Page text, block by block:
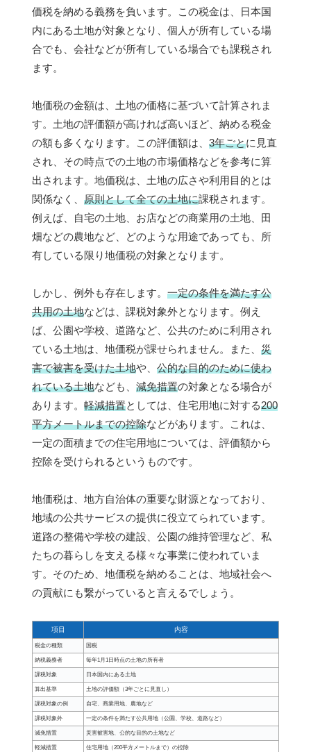
価税を納める義務を負います。この税金は、日本国
内にある土地が対象となり、個人が所有している場
合でも、会社などが所有している場合でも課税され
ます。
地価税の金額は、土地の価格に基づいて計算されま
す。土地の評価額が高ければ高いほど、納める税金
の額も多くなります。この評価額は、 3年ごとに見直
され、その時点での土地の市場価格などを参考に算
出されます。地価税は、土地の広さや利用目的とは
関係なく、 原則として全ての土地に課税されます。
例えば、自宅の土地、お店などの商業用の土地、田
畑などの農地など、どのような用途であっても、所
有している限り地価税の対象となります。
しかし、例外も存在します。 一定の条件を満たす公
共用の土地などは、課税対象外となります。例え
ば、公園や学校、道路など、公共のために利用され
ている土地は、地価税が課せられません。また、 災
害で被害を受けた土地や、 公的な目的のために使わ
れている土地なども、 減免措置の対象となる場合が
あります。 軽減措置としては、住宅用地に対する200
平方メートルまでの控除などがあります。これは、
一定の面積までの住宅用地については、評価額から
控除を受けられるというものです。
地価税は、地方自治体の重要な財源となっており、
地域の公共サービスの提供に役立てられています。
道路の整備や学校の建設、公園の維持管理など、私
たちの暮らしを支える様々な事業に使われていま
す。そのため、地価税を納めることは、地域社会へ
の貢献にも繋がっていると言えるでしょう。
項目 内容
税金の種類 国税
納税義務者 毎年1月1日時点の土地の所有者
課税対象 日本国内にある土地
算出基準 土地の評価額（3年ごとに見直し）
課税対象の例 自宅、商業用地、農地など
課税対象外 一定の条件を満たす公共用地（公園、学校、道路など）
減免措置 災害被害地、公的な目的の土地など
軽減措置 住宅用地（200平方メートルまで）の控除